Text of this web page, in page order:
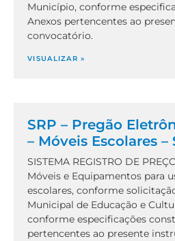
Município, conforme
Anexos pertencentes ao
convocatório.
VISUALIZAR »
SRP – Pregão
– Móveis Escolares –
SISTEMA REGISTRO DE
Móveis e Equipamentos para
escolares, conforme
Municipal de Educação e
conforme especificações
pertencentes ao presente